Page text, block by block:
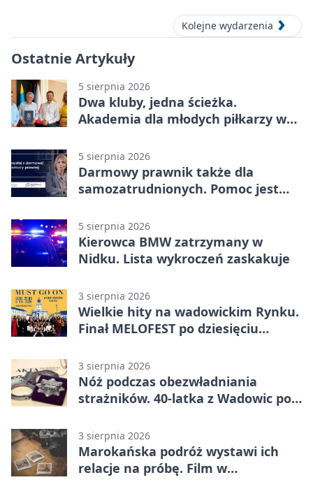
Kolejne wydarzenia
Ostatnie Artykuły
5 sierpnia 2026
Dwa kluby, jedna ścieżka.
Akademia dla młodych piłkarzy w
5 sierpnia 2026
Darmowy prawnik także dla
samozatrudnionych. Pomoc jest
5 sierpnia 2026
Kierowca BMW zatrzymany w
Nidku. Lista wykroczeń zaskakuje
3 sierpnia 2026
Wielkie hity na wadowickim Rynku.
Finał MELOFEST po dziesięciu
3 sierpnia 2026
Nóż podczas obezwładniania
strażników. 40-latka z Wadowic pod
3 sierpnia 2026
Marokańska podróż wystawi ich
relacje na próbę. Film w